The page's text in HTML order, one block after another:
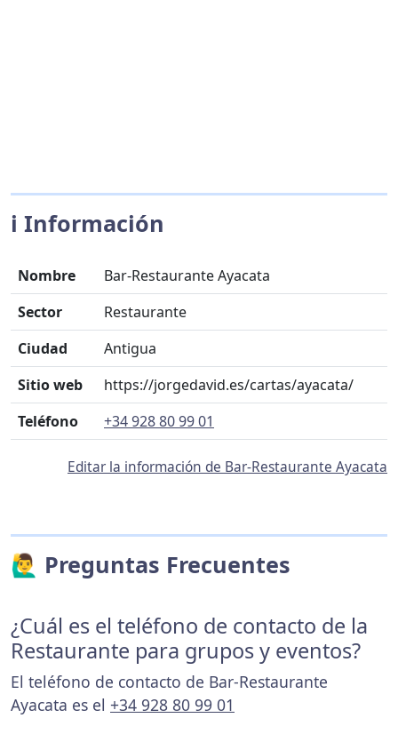
ℹ️ Información
Nombre
Bar-Restaurante Ayacata
Sector
Restaurante
Ciudad
Antigua
Sitio web
https://jorgedavid.es/cartas/ayacata/
Teléfono
+34 928 80 99 01
Editar la información de Bar-Restaurante Ayacata
🙋‍♂️ Preguntas Frecuentes
¿Cuál es el teléfono de contacto de la
Restaurante para grupos y eventos?
El teléfono de contacto de Bar-Restaurante
Ayacata es el +34 928 80 99 01